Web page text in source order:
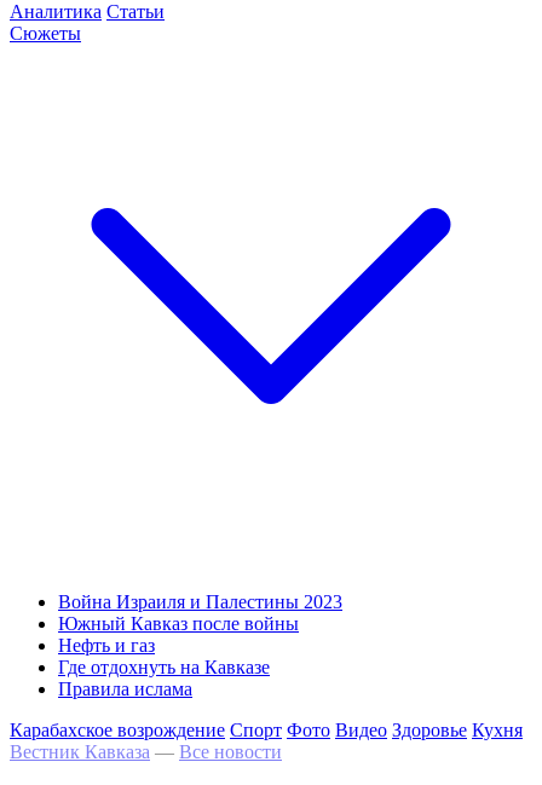
Аналитика Статьи
Сюжеты
Война Израиля и Палестины 2023
Южный Кавказ после войны
Нефть и газ
Где отдохнуть на Кавказе
Правила ислама
Карабахское возрождение Спорт Фото Видео Здоровье Кухня
Вестник Кавказа — Все новости